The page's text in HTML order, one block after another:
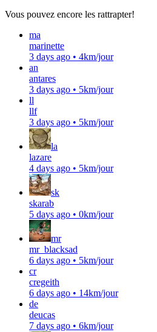
Vous pouvez encore les rattrapter!
ma
marinette
3 days ago • 4km/jour
an
antares
3 days ago • 5km/jour
ll
llf
3 days ago • 5km/jour
la
lazare
4 days ago • 5km/jour
sk
skarab
5 days ago • 0km/jour
mr
mr_blacksad
6 days ago • 5km/jour
cr
cregeith
6 days ago • 14km/jour
de
deucas
7 days ago • 6km/jour